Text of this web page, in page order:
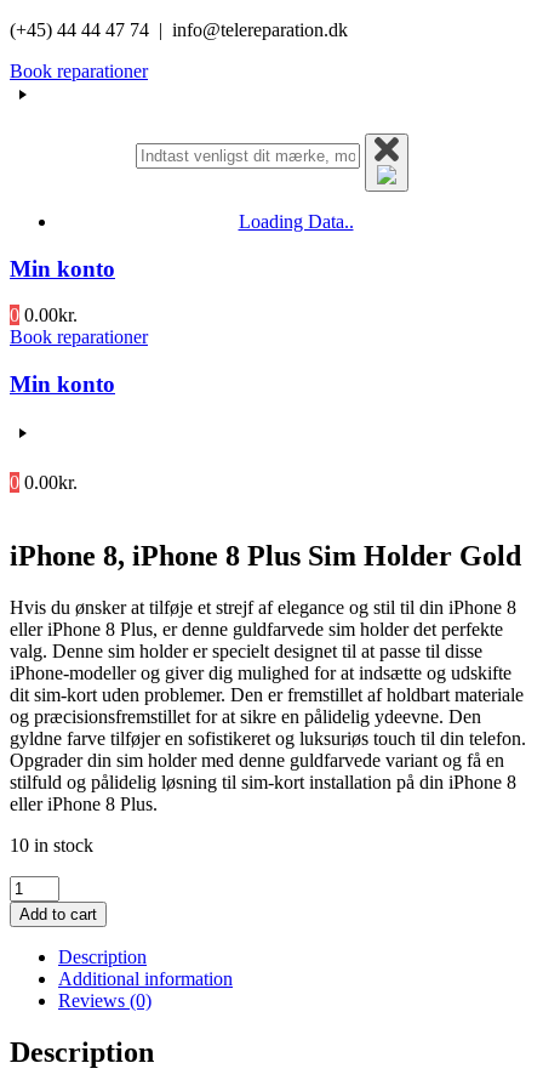
Videre
indhold
(+45) 44 44 47 74 | info@telereparation.dk
Book reparationer
Loading Data..
Min konto
0 0.00kr.
Book reparationer
Min konto
0 0.00kr.
iPhone 8, iPhone 8 Plus Sim Holder Gold
Hvis du ønsker at tilføje et strejf af elegance og stil til din iPhone 8
eller iPhone 8 Plus, er denne guldfarvede sim holder det perfekte
valg. Denne sim holder er specielt designet til at passe til disse
iPhone-modeller og giver dig mulighed for at indsætte og udskifte
dit sim-kort uden problemer. Den er fremstillet af holdbart materiale
og præcisionsfremstillet for at sikre en pålidelig ydeevne. Den
gyldne farve tilføjer en sofistikeret og luksuriøs touch til din telefon.
Opgrader din sim holder med denne guldfarvede variant og få en
stilfuld og pålidelig løsning til sim-kort installation på din iPhone 8
eller iPhone 8 Plus.
10 in stock
iPhone
8,
iPhone
Plus
Holder
Gold
quantity
Add to cart
Description
Additional information
Reviews (0)
Description